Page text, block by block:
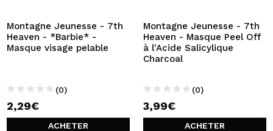
Montagne Jeunesse - 7th
Heaven - *Barbie* -
Masque visage pelable
(0)
2,29€
ACHETER
Montagne Jeunesse - 7th
Heaven - Masque Peel Off
à l'Acide Salicylique
Charcoal
(0)
3,99€
ACHETER